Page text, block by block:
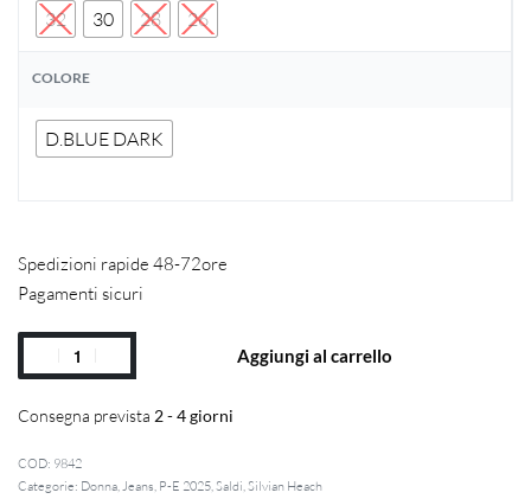
32 30 28 26
COLORE
D.BLUE DARK
Spedizioni rapide 48-72ore
Pagamenti sicuri
Aggiungi al carrello
Consegna prevista 2 - 4 giorni
9842
Categorie: Donna,Jeans, P-E 2025,Saldi,Silvian Heach